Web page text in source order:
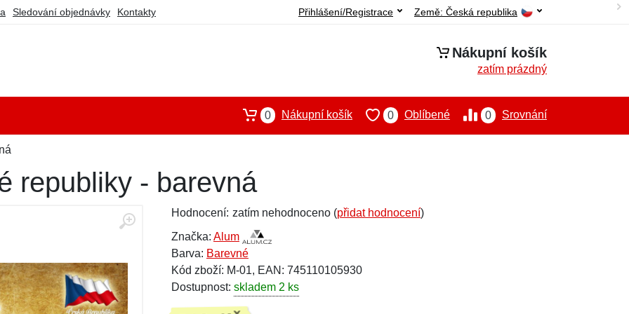
Sledování objednávky Kontakty Země: Česká republika
Přihlášení/Registrace
Nákupní košík
zatím prázdný
0 Srovnání
0 Oblíbené
0 Nákupní košík
republiky - barevná
Hodnocení: zatím nehodnoceno (přidat hodnocení)
Značka: Alum
Barva: Barevné
Kód zboží: M-01, EAN: 745110105930
Dostupnost: skladem 2 ks